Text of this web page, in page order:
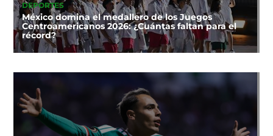
DEPORTES
México domina el medallero de los Juegos
Centroamericanos 2026: ¿Cuántas faltan para el
récord?